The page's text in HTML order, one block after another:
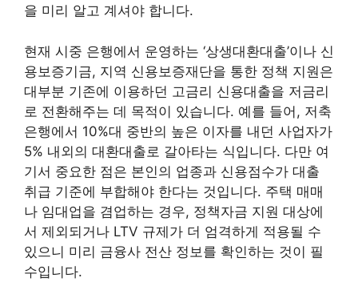
을 미리 알고 계셔야 합니다.
현재 시중 은행에서 운영하는 ‘상생대환대출’이나 신
용보증기금, 지역 신용보증재단을 통한 정책 지원은
대부분 기존에 이용하던 고금리 신용대출을 저금리
로 전환해주는 데 목적이 있습니다. 예를 들어, 저축
은행에서 10%대 중반의 높은 이자를 내던 사업자가
5% 내외의 대환대출로 갈아타는 식입니다. 다만 여
기서 중요한 점은 본인의 업종과 신용점수가 대출
취급 기준에 부합해야 한다는 것입니다. 주택 매매
나 임대업을 겸업하는 경우, 정책자금 지원 대상에
서 제외되거나 LTV 규제가 더 엄격하게 적용될 수
있으니 미리 금융사 전산 정보를 확인하는 것이 필
수입니다.